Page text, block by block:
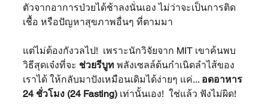
ตัวจากอาการป่วยได้ช้าลงนั่นเอง ไม่ว่าจะเป็นการติด
เชื้อ หรือปัญหาสุขภาพอื่นๆ ที่ตามมา
แต่ไม่ต้องกังวลไป!  เพราะนักวิจัยจาก MIT เขาค้นพบ
วิธีสุดเจ๋งที่จะ ช่วยรีบูท พลังเซลล์ต้นกำเนิดลำไส้ของ
เราได้ ให้กลับมาปังเหมือนเดิมได้ง่ายๆ แค่... อดอาหาร
24 ชั่วโมง (24 Fasting) เท่านั้นเอง!  ใช่แล้ว ฟังไม่ผิด!